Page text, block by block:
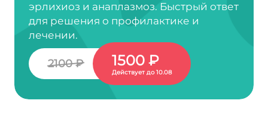
эрлихиоз и анаплазмоз. Быстрый ответ
для решения о профилактике и
лечении.
2100 ₽ 1500 ₽
Действует до 10.08